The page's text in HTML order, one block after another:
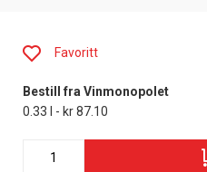
Favoritt
Bestill fra Vinmonopolet
0.33 l - kr 87.10